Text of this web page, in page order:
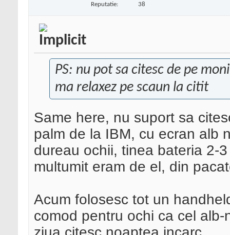
Reputatie: 38
PS: nu pot sa citesc de pe
ma relaxez pe scaun la citit
Same here, nu suport sa
palm de la IBM, cu ecran alb
dureau ochii, tinea bateria 2-
multumit eram de el, din
Acum folosesc tot un
comod pentru ochi ca cel